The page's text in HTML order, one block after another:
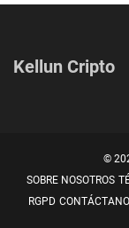
Kellun Cripto
©
SOBRE NOSOTROS
RGPD